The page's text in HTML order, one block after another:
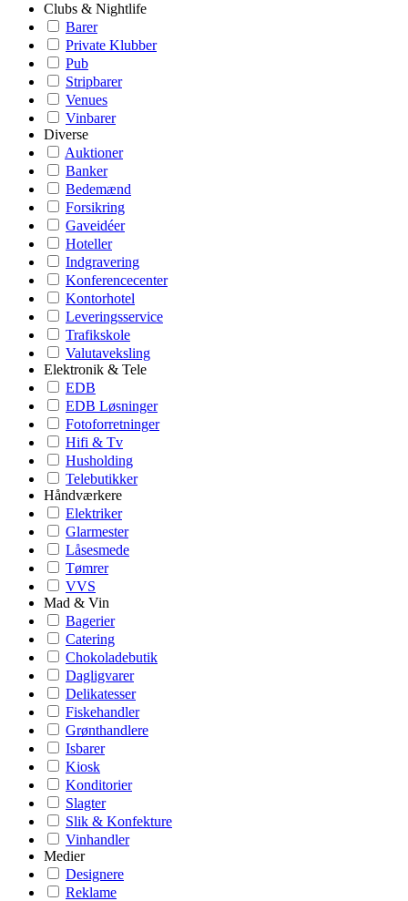
Clubs & Nightlife
Barer
Private Klubber
Pub
Stripbarer
Venues
Vinbarer
Diverse
Auktioner
Banker
Bedemænd
Forsikring
Gaveidéer
Hoteller
Indgravering
Konferencecenter
Kontorhotel
Leveringsservice
Trafikskole
Valutaveksling
Elektronik & Tele
EDB
EDB Løsninger
Fotoforretninger
Hifi & Tv
Husholding
Telebutikker
Håndværkere
Elektriker
Glarmester
Låsesmede
Tømrer
VVS
Mad & Vin
Bagerier
Catering
Chokoladebutik
Dagligvarer
Delikatesser
Fiskehandler
Grønthandlere
Isbarer
Kiosk
Konditorier
Slagter
Slik & Konfekture
Vinhandler
Medier
Designere
Reklame